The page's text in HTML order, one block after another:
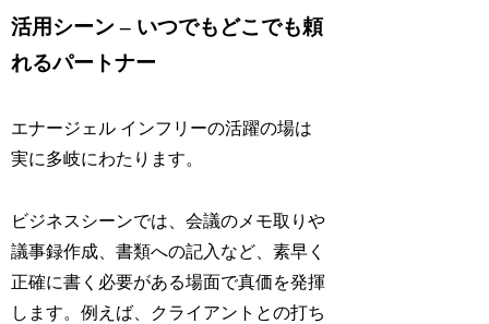
活用シーン – いつでもどこでも頼
れるパートナー
エナージェル インフリーの活躍の場は
実に多岐にわたります。
ビジネスシーンでは、会議のメモ取りや
議事録作成、書類への記入など、素早く
正確に書く必要がある場面で真価を発揮
します。例えば、クライアントとの打ち